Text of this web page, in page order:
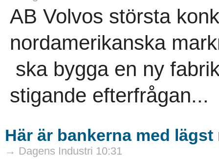
AB Volvos största
nordamerikanska
ska bygga en ny
stigande efterfrågan...
Här är bankerna med
→ Dagens Industri 10:31